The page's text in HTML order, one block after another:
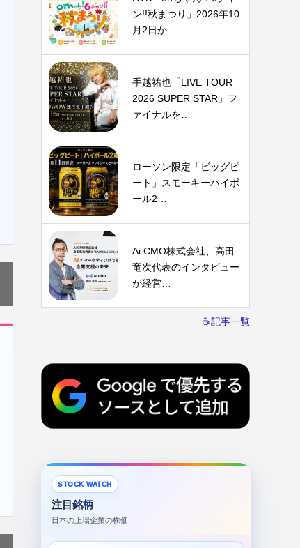
ン!!秋まつり」2026年10
月2日か…
手越祐也「LIVE TOUR
2026 SUPER STAR」フ
ァイナルを…
ローソン限定「ビッグピ
ート」スモーキーハイボ
ール2…
Ai CMO株式会社、高田
竜次代表のインタビュー
が経営…
☕記事一覧
STOCK WATCH
注目銘柄
日本の上場企業の株価